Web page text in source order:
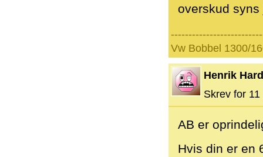
overskud syns
Vw Bobbel 1300/
Henrik
Skrev for
AB er
Hvis din er en